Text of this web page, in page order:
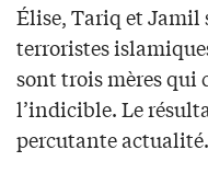
Élise, Tariq et Jamil
terroristes
sont trois mères qui
l’indicible. Le
percutante actualité.